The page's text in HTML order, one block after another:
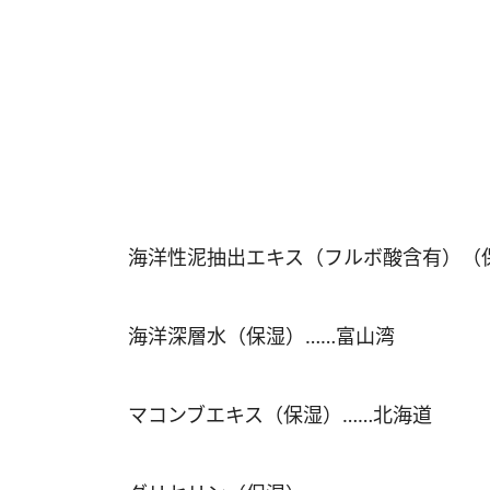
海洋性泥抽出エキス（フルボ酸含有）（
海洋深層水（保湿）……富山湾
マコンブエキス（保湿）……北海道